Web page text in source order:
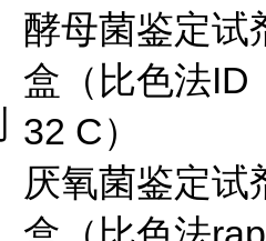
酵母菌鉴定试
盒（比色法ID
32 C）
厌氧菌鉴定试